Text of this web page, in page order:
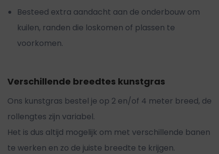
Besteed extra aandacht aan de onderbouw om
kuilen, randen die loskomen of plassen te
voorkomen.
Verschillende breedtes kunstgras
Ons kunstgras bestel je op 2 en/of 4 meter breed, de
rollengtes zijn variabel.
Het is dus altijd mogelijk om met verschillende banen
te werken en zo de juiste breedte te krijgen.